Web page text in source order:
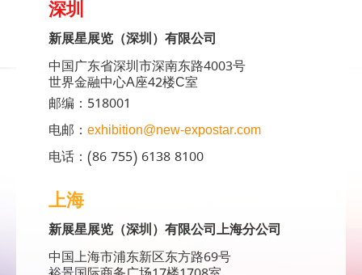
深圳
新展星展览（深圳）有限公司
中国广东省深圳市深南东路4003号
世界金融中心A座42楼C室
邮编：518001
电邮： exhibition@new-expostar.com
电话：(86 755) 6138 8100
上海
新展星展览（深圳）有限公司上海分公司
中国上海市浦东新区东方路69号